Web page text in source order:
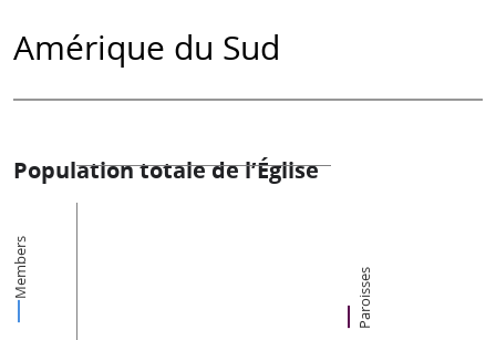
Amérique du Sud
Population totale de l’Église
Members Paroisses